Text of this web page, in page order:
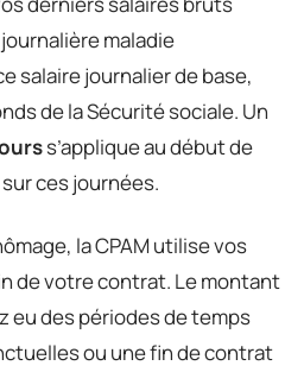
maladie
salaire journalier de base,
de la Sécurité sociale. Un
s’applique au début de
ces journées.
la CPAM utilise vos
de votre contrat. Le montant
eu des périodes de temps
ou une fin de contrat